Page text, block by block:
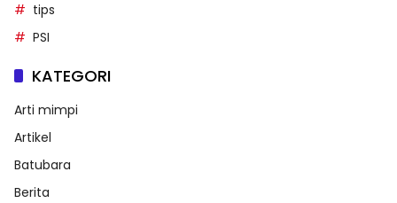
tips
PSI
KATEGORI
Arti mimpi
Artikel
Batubara
Berita